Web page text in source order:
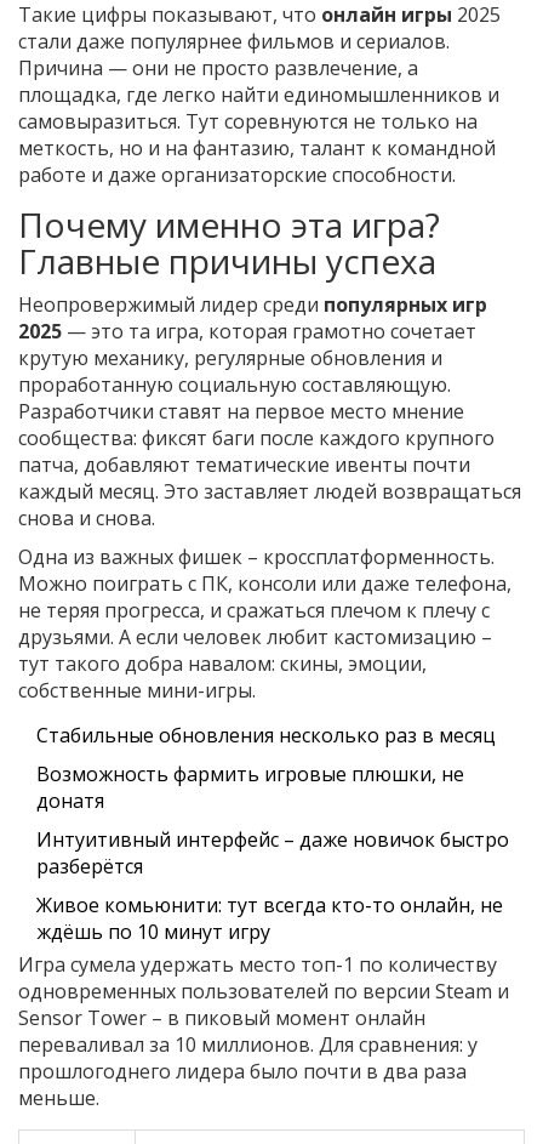
Такие цифры показывают, что онлайн игры 2025
стали даже популярнее фильмов и сериалов.
Причина — они не просто развлечение, а
площадка, где легко найти единомышленников и
самовыразиться. Тут соревнуются не только на
меткость, но и на фантазию, талант к командной
работе и даже организаторские способности.
Почему именно эта игра?
Главные причины успеха
Неопровержимый лидер среди популярных игр
2025 — это та игра, которая грамотно сочетает
крутую механику, регулярные обновления и
проработанную социальную составляющую.
Разработчики ставят на первое место мнение
сообщества: фиксят баги после каждого крупного
патча, добавляют тематические ивенты почти
каждый месяц. Это заставляет людей возвращаться
снова и снова.
Одна из важных фишек – кроссплатформенность.
Можно поиграть с ПК, консоли или даже телефона,
не теряя прогресса, и сражаться плечом к плечу с
друзьями. А если человек любит кастомизацию –
тут такого добра навалом: скины, эмоции,
собственные мини-игры.
Стабильные обновления несколько раз в месяц
Возможность фармить игровые плюшки, не
донатя
Интуитивный интерфейс – даже новичок быстро
разберётся
Живое комьюнити: тут всегда кто-то онлайн, не
ждёшь по 10 минут игру
Игра сумела удержать место топ-1 по количеству
одновременных пользователей по версии Steam и
Sensor Tower – в пиковый момент онлайн
переваливал за 10 миллионов. Для сравнения: у
прошлогоднего лидера было почти в два раза
меньше.